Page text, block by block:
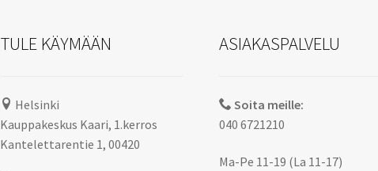
TULE KÄYMÄÄN
Helsinki
Kauppakeskus Kaari, 1.kerros
Kantelettarentie 1, 00420
ASIAKASPALVELU
Soita meille:
040 6721210
Ma-Pe 11-19 (La 11-17)